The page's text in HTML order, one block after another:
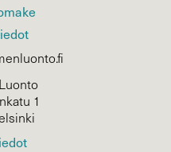
1